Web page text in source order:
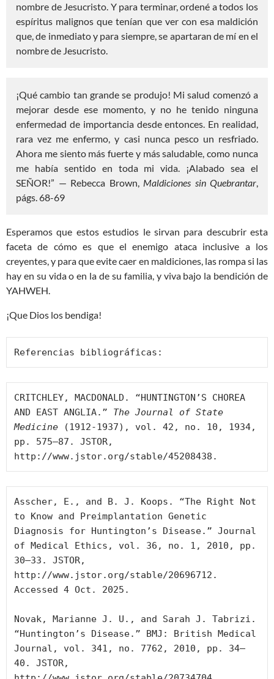
nombre de Jesucristo. Y para terminar, ordené a todos los
espíritus malignos que tenían que ver con esa maldición
que, de inmediato y para siempre, se apartaran de mí en el
nombre de Jesucristo.
¡Qué cambio tan grande se produjo! Mi salud comenzó a
mejorar desde ese momento, y no he tenido ninguna
enfermedad de importancia desde entonces. En realidad,
rara vez me enfermo, y casi nunca pesco un resfriado.
Ahora me siento más fuerte y más saludable, como nunca
me había sentido en toda mi vida. ¡Alabado sea el
SEÑOR!” — Rebecca Brown, Maldiciones sin Quebrantar,
págs. 68-69
Esperamos que estos estudios le sirvan para descubrir esta
faceta de cómo es que el enemigo ataca inclusive a los
creyentes, y para que evite caer en maldiciones, las rompa si las
hay en su vida o en la de su familia, y viva bajo la bendición de
YAHWEH.
¡Que Dios los bendiga!
Referencias bibliográficas:
CRITCHLEY, MACDONALD. “HUNTINGTON’S CHOREA
AND EAST ANGLIA.” The Journal of State
Medicine (1912-1937), vol. 42, no. 10, 1934,
pp. 575–87. JSTOR,
http://www.jstor.org/stable/45208438.
Asscher, E., and B. J. Koops. “The Right Not
to Know and Preimplantation Genetic
Diagnosis for Huntington’s Disease.” Journal
of Medical Ethics, vol. 36, no. 1, 2010, pp.
30–33. JSTOR,
http://www.jstor.org/stable/20696712.
Accessed 4 Oct. 2025.
Novak, Marianne J. U., and Sarah J. Tabrizi.
“Huntington’s Disease.” BMJ: British Medical
Journal, vol. 341, no. 7762, 2010, pp. 34–
40. JSTOR,